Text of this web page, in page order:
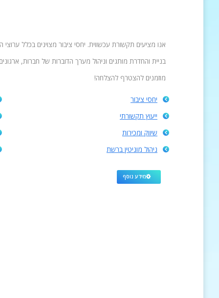
אנו מציעים תקשורת עכשווית. יחסי ציבור מצוינים בכלל
בניית והחדרת מותגים וניהול מערך הדוברות של חברות,
מוזמנים להצטרף להצלחה!
יחסי ציבור
ייעוץ תקשורתי
שיווק ומכירות
ניהול מוניטין ברשת
מידע נוסף